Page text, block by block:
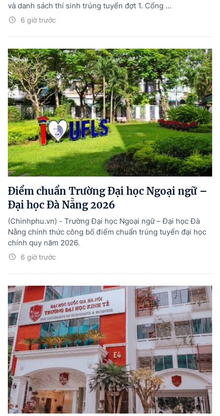
6 giờ trước
và danh sách thí sinh trúng tuyển đợt 1. Cổng ...
Điểm chuẩn Trường Đại học Ngoại ngữ –
Đại học Đà Nẵng 2026
6 giờ trước
(Chinhphu.vn) - Trường Đại học Ngoại ngữ – Đại học Đà
Nẵng chính thức công bố điểm chuẩn trúng tuyển đại học
chính quy năm 2026.